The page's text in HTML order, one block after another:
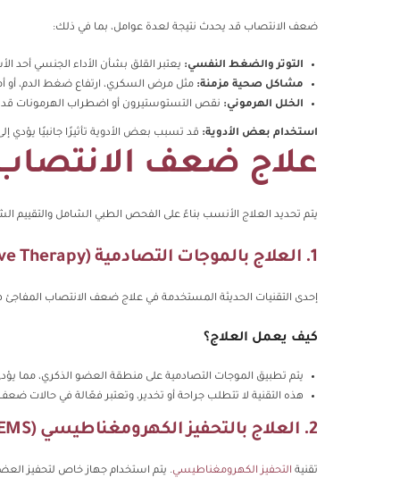
ضعف الانتصاب قد يحدث نتيجة لعدة عوامل، بما في ذلك:
التوتر والضغط النفسي: يعتبر القلق بشأن الأداء الجنسي أحد
مشاكل صحية مزمنة: مثل مرض السكري، ارتفاع ضغط الدم، أو
الخلل الهرموني: نقص التستوستيرون أو اضطراب الهرمونات قد
استخدام بعض الأدوية: قد تسبب بعض الأدوية تأثيرًا جانبيًا يؤدي
علاج ضعف
يتم تحديد العلاج الأنسب بناءً على الفحص الطبي الشامل
1. العلاج بالموجات التصادمية (Shockwave Therapy)
إحدى التقنيات الحديثة المستخدمة في علاج ضعف الانتصاب
كيف يعمل العلاج؟
يتم تطبيق الموجات التصادمية على منطقة العضو الذكري، مما يؤدي
هذه التقنية لا تتطلب جراحة أو تخدير، وتعتبر فعّالة في حالات
2. العلاج بالتحفيز الكهرومغناطيسي (EMS)
تقنية التحفيز الكهرومغناطيسي. يتم استخدام جهاز خاص لتحفيز